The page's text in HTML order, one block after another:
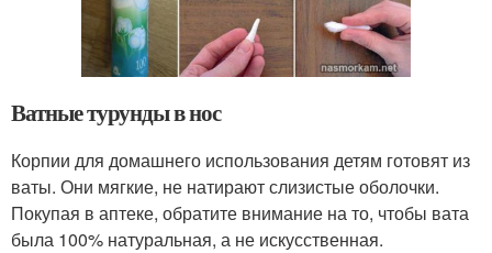
Ватные турунды в нос
Корпии для домашнего использования детям готовят из
ваты. Они мягкие, не натирают слизистые оболочки.
Покупая в аптеке, обратите внимание на то, чтобы вата
была 100% натуральная, а не искусственная.